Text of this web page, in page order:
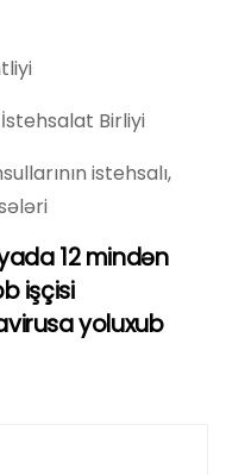
Birliyi
istehsalı,
12 mindən
işçisi
yoluxub